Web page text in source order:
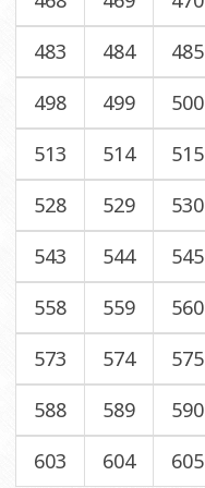
483
484 485
498
499 500
513
514 515
528
529 530
543
544 545
558
559 560
573
574 575
588
589 590
603
604 605